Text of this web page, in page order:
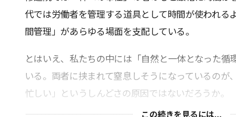
代では労働者を管理する道具として時間が使われる
間管理」があらゆる場面を支配している。
とはいえ、私たちの中には「自然と一体となった循
いる。両者に挟まれて窒息しそうになっているのが
忙しい」というしんどさの原因ではないだろうか。
この続きを見るには...